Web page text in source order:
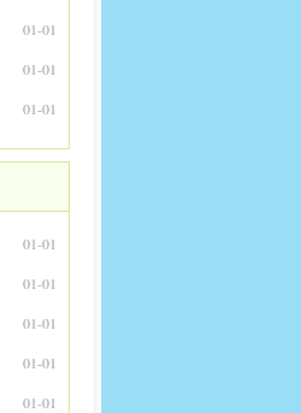
01-01
01-01
01-01
01-01
01-01
01-01
01-01
01-01